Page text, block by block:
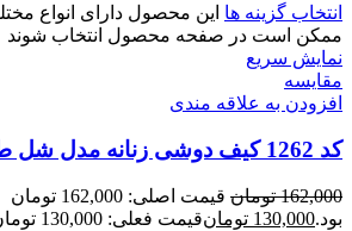
انتخاب گزینه ها این محصول دارای انواع
ممکن است در صفحه محصول انتخاب شوند
نمایش سریع
مقايسه
افزودن به علاقه مندی
کد 1262 کیف دوشی زنانه مدل شل طرح منگو
162,000 تومان
قیمت اصلی: 162,000 تومان
بود.130,000 تومانقیمت فعلی: 130,000 تومان.